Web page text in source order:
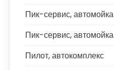
Пик-сервис, автомойка
Пик-сервис, автомойка
Пилот, автокомплекс